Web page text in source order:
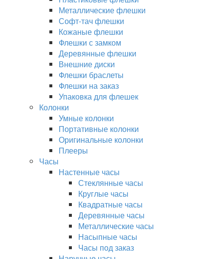
Металлические флешки
Софт-тач флешки
Кожаные флешки
Флешки с замком
Деревянные флешки
Внешние диски
Флешки браслеты
Флешки на заказ
Упаковка для флешек
Колонки
Умные колонки
Портативные колонки
Оригинальные колонки
Плееры
Часы
Настенные часы
Стеклянные часы
Круглые часы
Квадратные часы
Деревянные часы
Металлические часы
Насыпные часы
Часы под заказ